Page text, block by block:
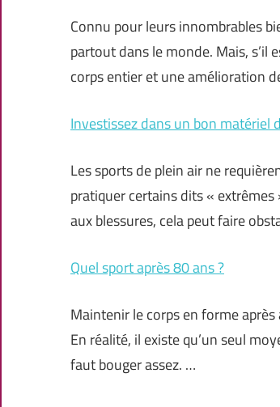
Connu pour leurs innombrables
partout dans le monde. Mais,
corps entier et une amélioration
Investissez dans un bon matériel
Les sports de plein air ne
pratiquer certains dits «
aux blessures, cela peut faire
Quel sport après 80 ans ?
Maintenir le corps en forme
En réalité, il existe qu’un seul
faut bouger assez. …